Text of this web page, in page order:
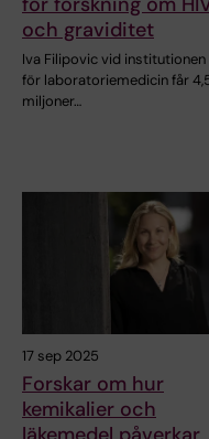
och graviditet
Iva Filipovic vid institutionen
för laboratoriemedicin får
miljoner…
17 sep 2025
Forskar om hur
kemikalier och